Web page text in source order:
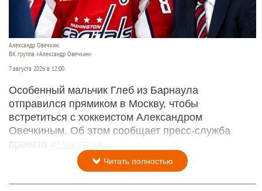
Александр Овечкин.
ВК группа «Александр Овечкин»
7 августа 2026 в 12:00
Особенный мальчик Глеб из Барнаула
отправился прямиком в Москву, чтобы
встретиться с хоккеистом Александром
Овечкиным. Об этом сообщает пресс-служба
проекта « Михутка
Читать полностью